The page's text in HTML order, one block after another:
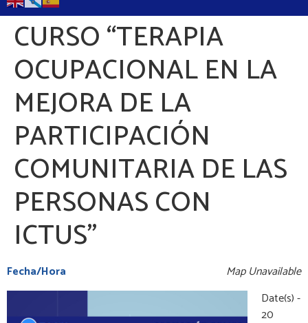
CURSO “TERAPIA
OCUPACIONAL EN LA
MEJORA DE LA
PARTICIPACIÓN
COMUNITARIA DE LAS
PERSONAS CON
ICTUS”
Map Unavailable
Fecha/Hora
Date(s) -
20